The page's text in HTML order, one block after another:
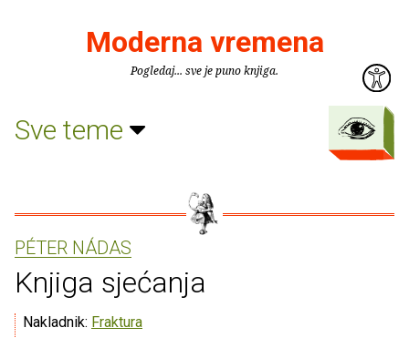
Moderna vremena
Pogledaj... sve je puno knjiga.
Sve teme
PÉTER NÁDAS
Knjiga sjećanja
Nakladnik: Fraktura